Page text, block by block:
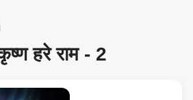
हरे राम - 2